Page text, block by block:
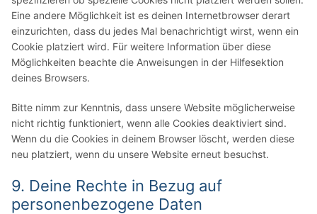
Eine andere Möglichkeit ist es deinen Internetbrowser derart
einzurichten, dass du jedes Mal benachrichtigt wirst, wenn ein
Cookie platziert wird. Für weitere Information über diese
Möglichkeiten beachte die Anweisungen in der Hilfesektion
deines Browsers.
Bitte nimm zur Kenntnis, dass unsere Website möglicherweise
nicht richtig funktioniert, wenn alle Cookies deaktiviert sind.
Wenn du die Cookies in deinem Browser löscht, werden diese
neu platziert, wenn du unsere Website erneut besuchst.
9. Deine Rechte in Bezug auf
personenbezogene Daten